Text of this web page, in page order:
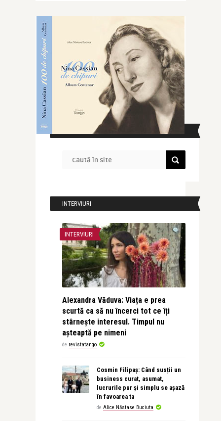
CAUTĂ ÎN SITE
INTERVIURI
INTERVIURI
Alexandra Văduva: Viața e prea
scurtă ca să nu încerci tot ce îți
stârnește interesul. Timpul nu
așteaptă pe nimeni
de revistatango
Cosmin Filipaș: Când susții un
business curat, asumat,
lucrurile pur și simplu se așază
în favoarea ta
de Alice Năstase Buciuta